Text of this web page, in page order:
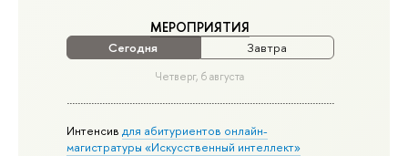
МЕРОПРИЯТИЯ
Сегодня Завтра
Четверг, 6 августа
Интенсивдля абитуриентов онлайн-
магистратуры «Искусственный интеллект»